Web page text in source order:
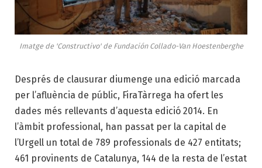
Imatge de 'Constructivo' de Fundación Collado-Van Hoestenberghe
Després de clausurar diumenge una edició marcada
per l’afluència de públic, FiraTàrrega ha ofert les
dades més rellevants d’aquesta edició 2014. En
l’àmbit professional, han passat per la capital de
l’Urgell un total de 789 professionals de 427 entitats;
461 provinents de Catalunya, 144 de la resta de l’estat